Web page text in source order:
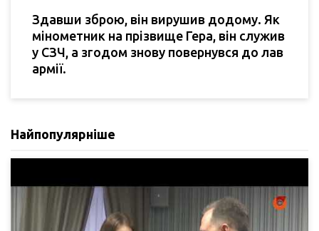
Здавши зброю, він вирушив додому. Як
мінометник на прізвище Гера, він служив
у СЗЧ, а згодом знову повернувся до лав
армії.
Найпопулярніше